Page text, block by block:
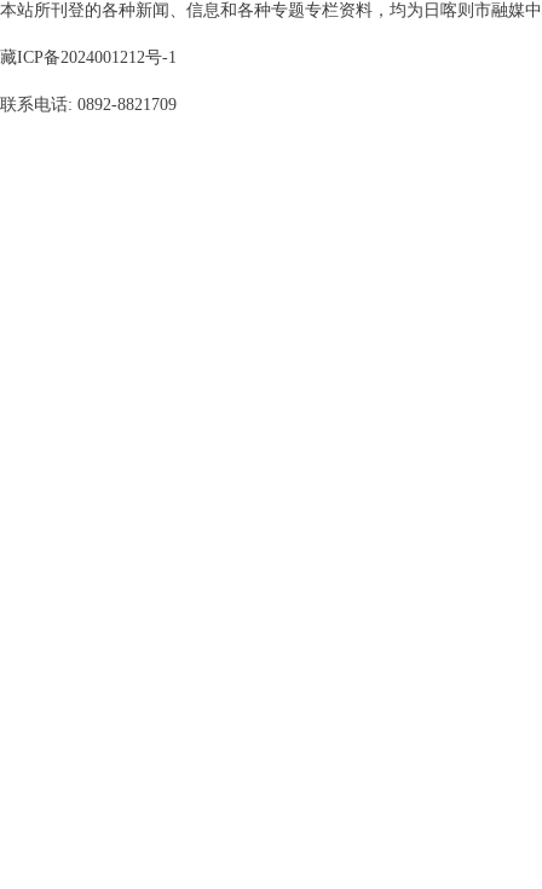
本站所刊登的各种新闻、信息和各种专题专栏资料，均为日喀则市融媒
藏ICP备2024001212号-1
联系电话: 0892-8821709